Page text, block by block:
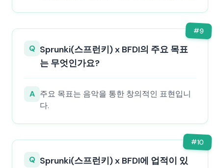
#9
Q Sprunki(스프런키) x BFDI의 주요 목표
는 무엇인가요?
A 주요 목표는 음악을 통한 창의적인 표현입니
다.
#10
Q Sprunki(스프런키) x BFDI에 업적이 있